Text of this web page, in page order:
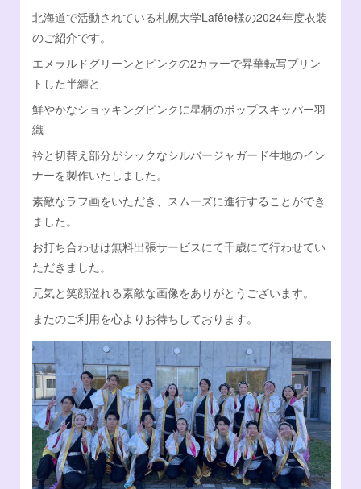
衣装サイズについて データご入稿について
他オーダーメイド衣装
Facebook
北海道で活動されている札幌大学Lafête様の2024年度衣装
のご紹介です。
エメラルドグリーンとピンクの2カラーで昇華転写プリン
トした半纏と
鮮やかなショッキングピンクに星柄のポップスキッパー羽
織
衿と切替え部分がシックなシルバージャガード生地のイン
ナーを製作いたしました。
素敵なラフ画をいただき、スムーズに進行することができ
ました。
お打ち合わせは無料出張サービスにて千歳にて行わせてい
ただきました。
元気と笑顔溢れる素敵な画像をありがとうございます。
またのご利用を心よりお待ちしております。